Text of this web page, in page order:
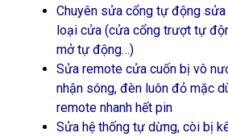
Chuyên sửa cổng tự động
loại cửa (cửa cổng trượt tự
mở tự động…)
Sửa remote cửa cuốn bị vô
nhận sóng, đèn luôn đỏ mặc
remote nhanh hết pin
Sửa hệ thống tự dừng, còi bị